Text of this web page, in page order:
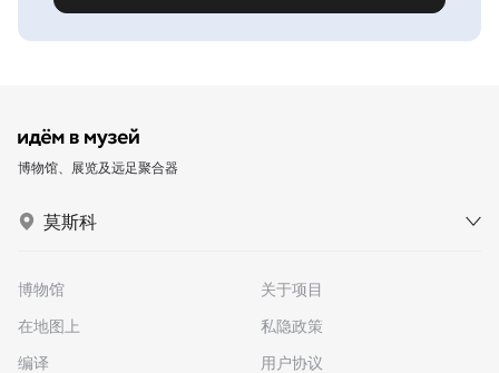
博物馆、展览及远足聚合器
莫斯科
博物馆
在地图上
编译
关于项目
私隐政策
用户协议